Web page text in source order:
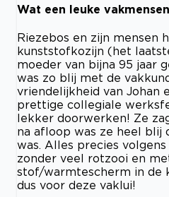
Wat een leuke vakmensen
Riezebos en zijn mensen
kunststofkozijn (het
moeder van bijna 95 jaar
was zo blij met de
vriendelijkheid van Johan
prettige collegiale
lekker doorwerken! Ze
na afloop was ze heel blij
was. Alles precies
zonder veel rotzooi en
stof/warmtescherm in de
dus voor deze vaklui!